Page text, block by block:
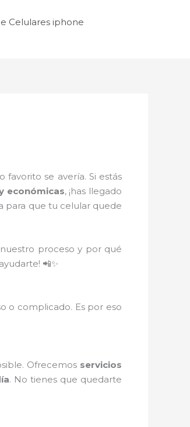
Celulares iphone
se avería. Si estás
económicas, ¡has llegado
para que tu celular quede
proceso y por qué
📲✨
o complicado. Es por eso
Ofrecemos servicios
. No tienes que quedarte